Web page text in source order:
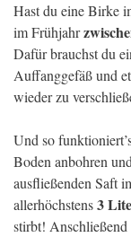
Hast du eine Birke
im Frühjahr
Dafür brauchst du
Auffanggefäß und
wieder zu
Und so
Boden anbohren
ausfließenden Saft
allerhöchstens3
stirbt!